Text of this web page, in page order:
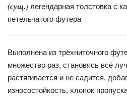
(сущ.) легендарная толстовка с
петельчатого футера
Выполнена из трёхниточного
множество раз, становясь всё
растягивается и не садится,
износостойкость, хлопок